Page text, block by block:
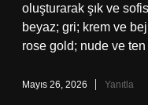
oluşturarak şık ve
beyaz; gri; krem ve
rose gold; nude ve
Mayıs 26, 2026 Yanıtla